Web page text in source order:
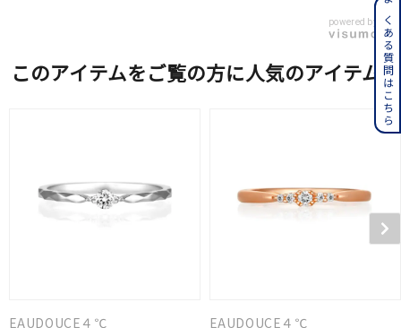
powered by
このアイテムをご覧の方に人気のアイテム
EAUDOUCE４℃ EAUDOUCE４℃
よくある質問はこちら